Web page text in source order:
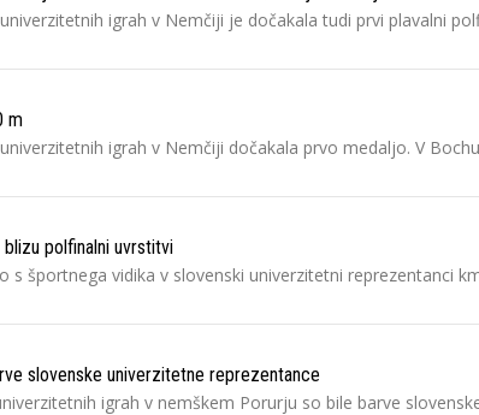
igrah v Nemčiji je dočakala tudi prvi plavalni
m
igrah v Nemčiji dočakala prvo medaljo. V
polfinalni uvrstitvi
športnega vidika v slovenski univerzitetni reprezentanci
slovenske univerzitetne reprezentance
igrah v nemškem Porurju so bile barve